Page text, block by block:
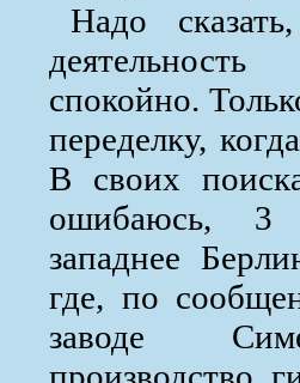
Надо
спокойно.
переделку,
В своих
ошибаюсь, 3
западнее
где, по
заводе